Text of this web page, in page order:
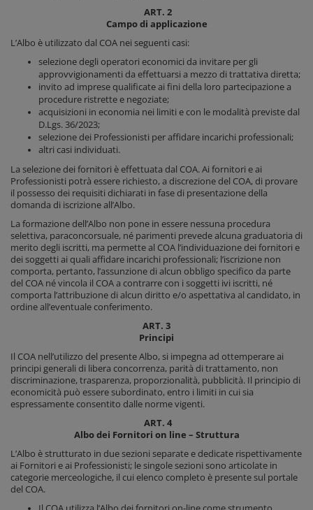
ART. 2
Campo di applicazione
L’Albo è utilizzato dal COA nei seguenti casi:
selezione degli operatori economici da invitare per gli
approvvigionamenti da effettuarsi a mezzo di trattativa diretta;
invito ad imprese qualificate ai fini della loro partecipazione a
procedure ristrette e negoziate;
acquisizioni in economia nei limiti e con le modalità previste dal
D.Lgs. 36/2023;
selezione dei Professionisti per affidare incarichi professionali;
altri casi individuati.
La selezione dei fornitori è effettuata dal COA. Ai fornitori e ai
Professionisti potrà essere richiesto, a discrezione del COA, di provare
il possesso dei requisiti dichiarati in fase di presentazione della
domanda di iscrizione all’Albo.
La formazione dell’Albo non pone in essere nessuna procedura
selettiva, paraconcorsuale, né parimenti prevede alcuna graduatoria di
merito degli iscritti, ma permette al COA l’individuazione dei fornitori e
dei soggetti ai quali affidare incarichi professionali; l’iscrizione non
comporta, pertanto, l’assunzione di alcun obbligo specifico da parte
del COA né vincola il COA a contrarre con i soggetti ivi iscritti, né
comporta l’attribuzione di alcun diritto e/o aspettativa al candidato, in
ordine all’eventuale conferimento.
ART. 3
Principi
Il COA nell’utilizzo del presente Albo, si impegna ad ottemperare ai
principi generali di libera concorrenza, parità di trattamento, non
discriminazione, trasparenza, proporzionalità, pubblicità. Il principio di
economicità può essere subordinato, entro i limiti in cui sia
espressamente consentito dalle norme vigenti.
ART. 4
Albo dei Fornitori on line – Struttura
L’Albo è strutturato in due sezioni separate e dedicate rispettivamente
ai Fornitori e ai Professionisti; le singole sezioni sono articolate in
categorie merceologiche, il cui elenco completo è presente sul portale
del COA.